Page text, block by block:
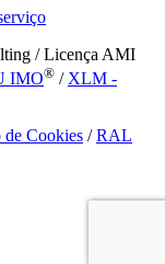
/ Licença AMI
IMO® / XLM -
Cookies /RAL